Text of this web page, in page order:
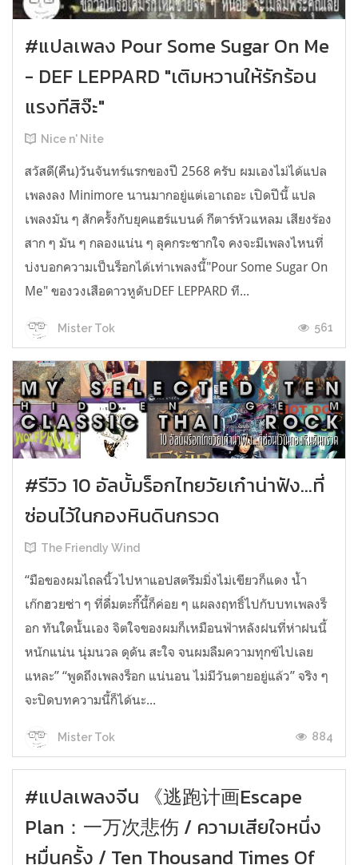
#แปลเพลง Pour Some Sugar On Me
- DEF LEPPARD "เติมหวานให้รักร้อน
แรงทีสิจ๊ะ"
Nice n' Nite
สวัสดี(คืน)วันจันทร์แรกของปี 2568 ครับ ผมเองไม่ได้แปล
เพลงลง Minimore นานมากอยู่แต่เอาเถอะ เปิดปีนี้ แปล
เพลงมัน ๆ สักครั้งกับยุคแฮร์แบนด์ กีตาร์หัวแหลม เสียงร้อง
สาก ๆ มัน ๆ กลองแน่น ๆ ลุคกระชากใจ คงจะมีเพลงไหนที่
บ่งบอกความเป็นร็อกได้เท่าเพลงนี้"Pour Some Sugar On
Me" ของวงเสือดาวหูดับDEF LEPPARD ที...
Mister Tok 561
#รีวิว 10 อัลบั้มร็อกไทยวัยเก๋าน่าฟัง...ที่
ซ่อนไว้ในกองหินดินกรวด
The Friendly Wind
“มือของผมไถลนิ้วไปหาแอปสตรีมมิ่งไม่เขียวก็แดง น้ำ
เก๊กฮวยซ่า ๆ ที่ดื่มตะกี๊นี้ก็ค่อย ๆ แผลงฤทธิ์ไปกับบทเพลงร็
อก ทันใดนั้นเอง จิตใจของผมก็เหมือนฟ้าหลังฝนที่ห่าฝนนี้
หนักแน่น นุ่มนวล ดุดัน สะใจ จนผมลืมความทุกข์ไปเลย
แหละ” “พูดถึงเพลงร็อก แน่นอน ไม่มีวันตายอยู่แล้ว” จริง ๆ
จะปิดบทความนี้ก็ได้นะ...
Mister Tok 884
#แปลเพลงจีน 《逃跑计画Escape
Plan：一万次悲伤 / ความเสียใจหนึ่ง
หมื่นครั้ง / Ten Thousand Times Of